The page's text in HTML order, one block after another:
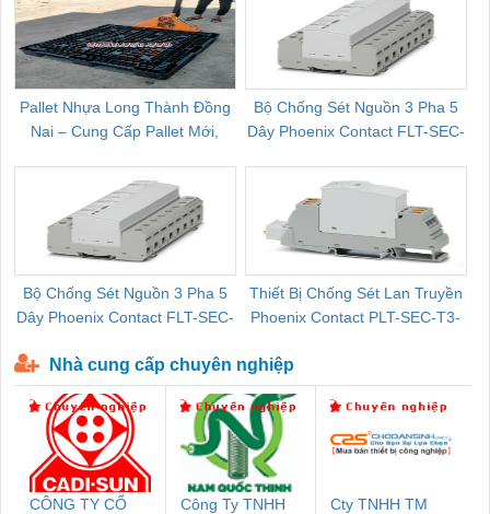
Pallet Nhựa Long Thành Đồng
Nai – Cung Cấp Pallet Mới,
Bộ Chống Sét Nguồn 3 Pha 5
Dây Phoenix Contact FLT-SEC-
Bộ Chống Sét Nguồn 3 Pha 5
Dây Phoenix Contact FLT-SEC-
Thiết Bị Chống Sét Lan Truyền
Phoenix Contact PLT-SEC-T3-
Nhà cung cấp chuyên nghiệp
CÔNG TY CỔ
Công Ty TNHH
Cty TNHH TM